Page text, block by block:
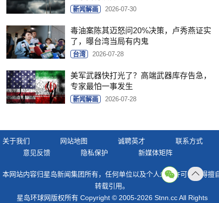
新闻解画 2026-07-30
毒油案陈其迈怒问20%决策，卢秀燕证实
了，曝台湾当局有内鬼
台湾 2026-07-28
美军武器快打光了？高端武器库存告急，
专家最怕一事发生
新闻解画 2026-07-28
关于我们 网站地图 诚聘英才
联系方式
意见反馈
隐私保护 新媒体矩阵
本网站内容归星岛新闻集团所有，任何单位以及个人未经许可，不得擅
转载引用。
星岛环球网版权所有 Copyright © 2005-2026 Stnn.cc All Rights
顶部